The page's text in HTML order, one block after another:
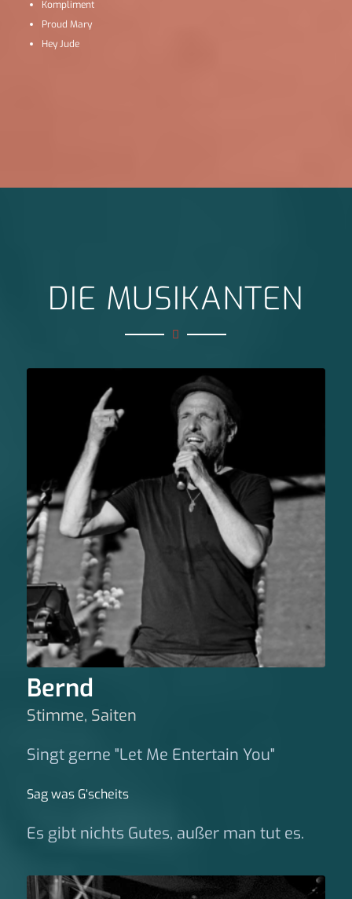
Kompliment
Proud Mary
Hey Jude
DIE MUSIKANTEN
Bernd
Stimme, Saiten
Singt gerne "Let Me Entertain You"
Sag was G‘scheits
Es gibt nichts Gutes, außer man tut es.